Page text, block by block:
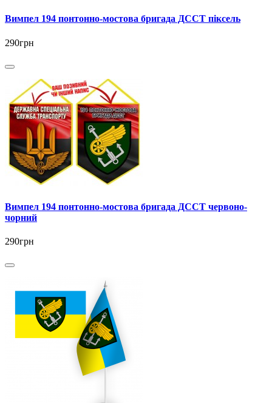
Вимпел 194 понтонно-мостова бригада ДССТ піксель
290грн
Вимпел 194 понтонно-мостова бригада ДССТ червоно-
чорний
290грн